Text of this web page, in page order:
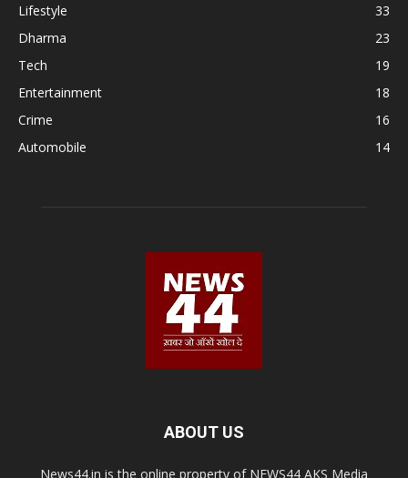
Lifestyle
33
Dharma
23
Tech
19
Entertainment
18
Crime
16
Automobile
14
ABOUT US
News44.in is the online property of NEWS44 AKS Media